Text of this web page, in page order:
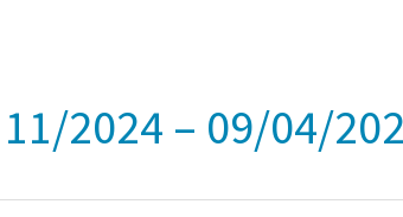
2024 – 09/04/